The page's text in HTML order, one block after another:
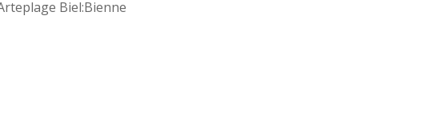
Biel:Bienne